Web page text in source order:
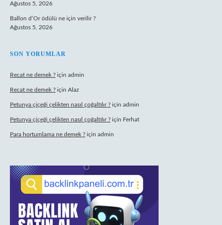
Ağustos 5, 2026
Ballon d’Or ödülü ne için verilir ?
Ağustos 5, 2026
SON YORUMLAR
Recat ne demek ? için admin
Recat ne demek ? için Alaz
Petunya çiçeği çelikten nasıl çoğaltılır ? için admin
Petunya çiçeği çelikten nasıl çoğaltılır ? için Ferhat
Para hortumlama ne demek ? için admin